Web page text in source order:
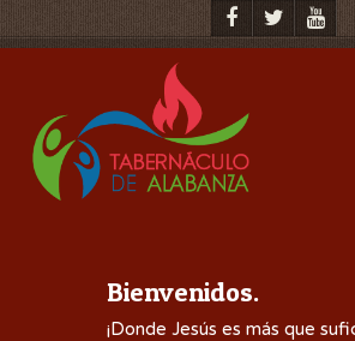
Bienvenidos.
¡Donde Jesús es más que